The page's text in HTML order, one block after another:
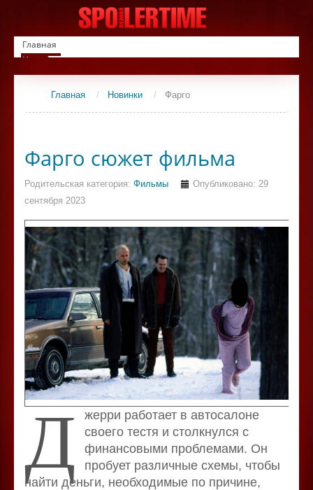
Главная
Новинки
Список фильмов
СериалыГлавная / Новинки / Фарго
Фарго сюжет фильма
Родительская категория: Фильмы
Опубликовано: 29
сентября 2023
Д жерри работает в автосалоне
своего тестя и столкнулся с
финансовыми проблемами. Он
пробует различные схемы, чтобы
найти деньги, необходимые по причине,